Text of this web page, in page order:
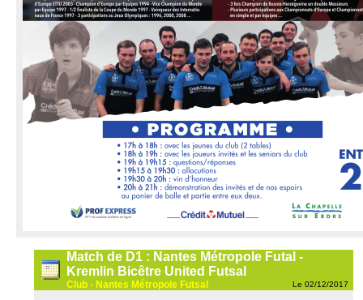
Match de D1 : Nantes Métropole Futal -
Kremlin Bicêtre United Futsal
Club - Nantes Métropole Futsal Le 02/12/2017